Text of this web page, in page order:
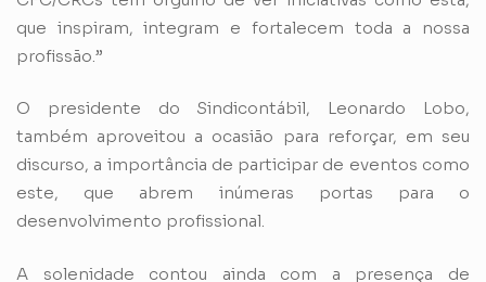
que inspiram, integram e fortalecem toda a nossa
profissão.”
O presidente do Sindicontábil, Leonardo Lobo,
também aproveitou a ocasião para reforçar, em seu
discurso, a importância de participar de eventos como
este, que abrem inúmeras portas para o
desenvolvimento profissional.
A solenidade contou ainda com a presença de